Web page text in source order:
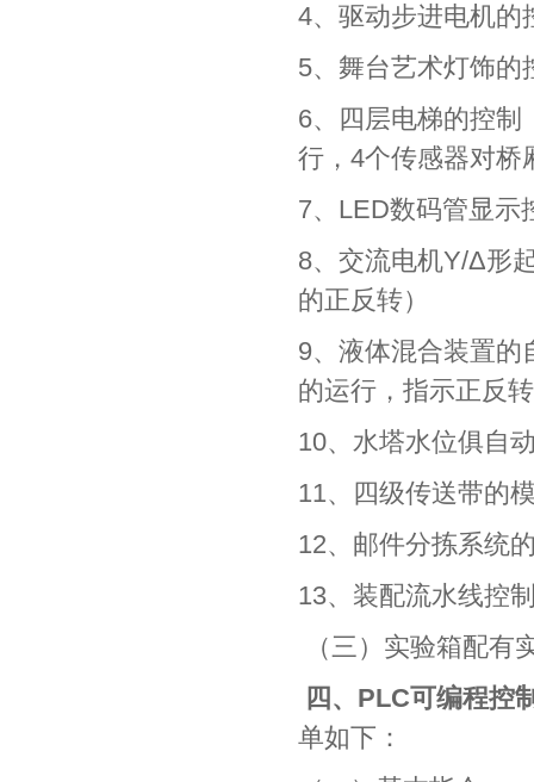
4、驱动步进电机
5、舞台艺术灯饰的
6、四层电梯的控
行，4个传感器对桥
7、LED数码管显示
8、交流电机Y/Δ形
的正反转）
9、液体混合装置
的运行，指示正反
10、水塔水位俱自
11、四级传送带的
12、邮件分拣系统
13、装配流水线控
（三）实验箱配有
四、 PLC可编程控
单如下：